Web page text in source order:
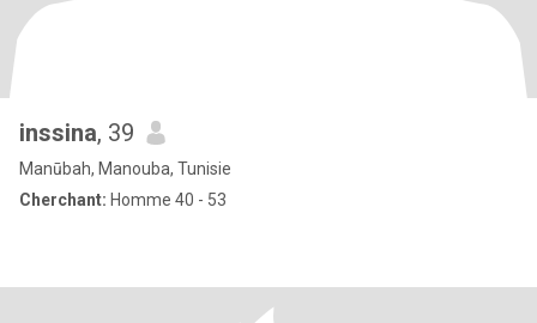
inssina, 39
Manūbah, Manouba, Tunisie
Cherchant: Homme 40 - 53